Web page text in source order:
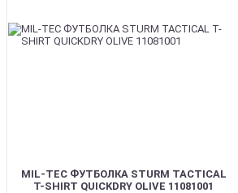
MIL-TEC ФУТБОЛКА STURM TACTICAL
T-SHIRT QUICKDRY OLIVE 11081001